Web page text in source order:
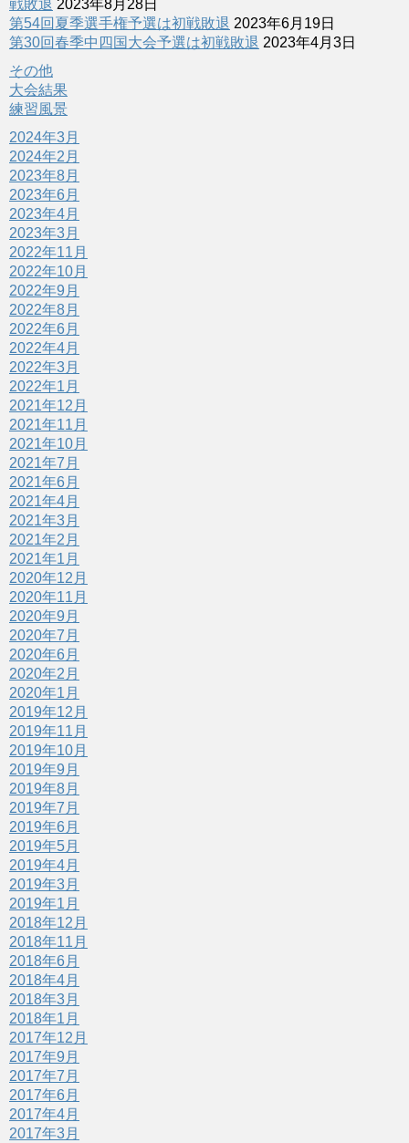
戦敗退 2023年8月28日
第54回夏季選手権予選は初戦敗退 2023年6月19日
第30回春季中四国大会予選は初戦敗退 2023年4月3日
その他
大会結果
練習風景
2024年3月
2024年2月
2023年8月
2023年6月
2023年4月
2023年3月
2022年11月
2022年10月
2022年9月
2022年8月
2022年6月
2022年4月
2022年3月
2022年1月
2021年12月
2021年11月
2021年10月
2021年7月
2021年6月
2021年4月
2021年3月
2021年2月
2021年1月
2020年12月
2020年11月
2020年9月
2020年7月
2020年6月
2020年2月
2020年1月
2019年12月
2019年11月
2019年10月
2019年9月
2019年8月
2019年7月
2019年6月
2019年5月
2019年4月
2019年3月
2019年1月
2018年12月
2018年11月
2018年6月
2018年4月
2018年3月
2018年1月
2017年12月
2017年9月
2017年7月
2017年6月
2017年4月
2017年3月